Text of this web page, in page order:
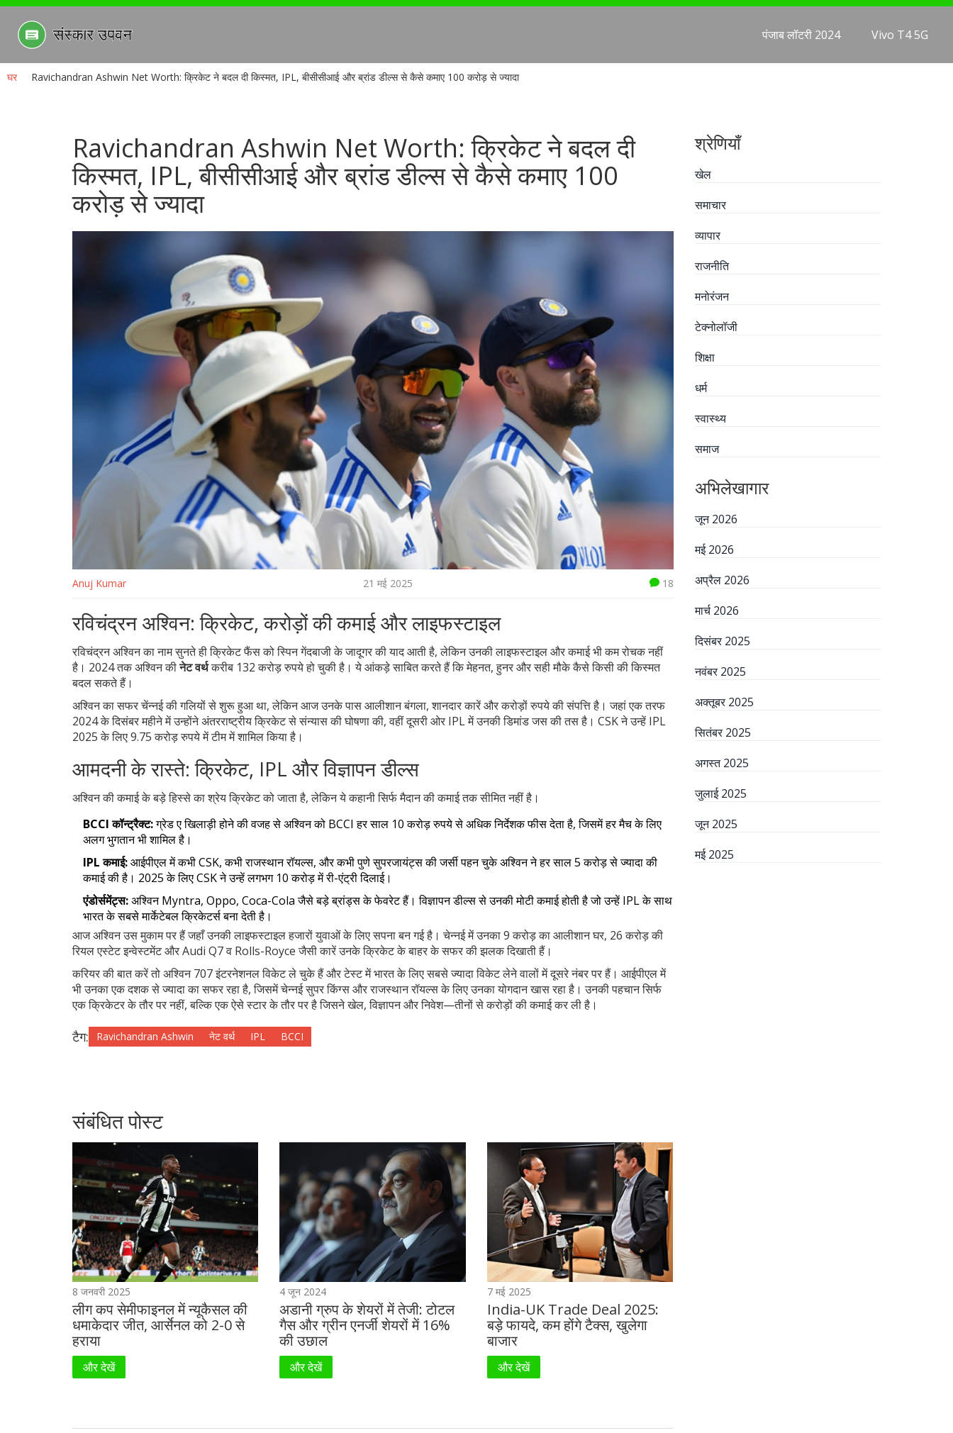
पंजाब लॉटरी 2024 Vivo T4 5G
घर Ravichandran Ashwin Net Worth: क्रिकेट ने बदल दी किस्मत, IPL, बीसीसीआई और ब्रांड डील्स से कैसे कमाए 100 करोड़ से ज्यादा
Ravichandran Ashwin Net Worth: क्रिकेट ने बदल दी
किस्मत, IPL, बीसीसीआई और ब्रांड डील्स से कैसे कमाए 100
करोड़ से ज्यादा
Anuj Kumar 21 मई 2025 18
रविचंद्रन अश्विन: क्रिकेट, करोड़ों की कमाई और लाइफस्टाइल
रविचंद्रन अश्विन का नाम सुनते ही क्रिकेट फैंस को स्पिन गेंदबाजी के जादूगर की याद आती है, लेकिन उनकी लाइफस्टाइल और कमाई भी कम रोचक नहीं
है। 2024 तक अश्विन कीनेट वर्थकरीब 132 करोड़ रुपये हो चुकी है। ये आंकड़े साबित करते हैं कि मेहनत, हुनर और सही मौके कैसे किसी की किस्मत
बदल सकते हैं।
अश्विन का सफर चेंन्नई की गलियों से शुरू हुआ था, लेकिन आज उनके पास आलीशान बंगला, शानदार कारें और करोड़ों रुपये की संपत्ति है। जहां एक तरफ
2024 के दिसंबर महीने में उन्होंने अंतरराष्ट्रीय क्रिकेट से संन्यास की घोषणा की, वहीं दूसरी ओर IPL में उनकी डिमांड जस की तस है। CSK ने उन्हें IPL
2025 के लिए 9.75 करोड़ रुपये में टीम में शामिल किया है।
आमदनी के रास्ते: क्रिकेट, IPL और विज्ञापन डील्स
अश्विन की कमाई के बड़े हिस्से का श्रेय क्रिकेट को जाता है, लेकिन ये कहानी सिर्फ मैदान की कमाई तक सीमित नहीं है।
BCCI कॉन्ट्रैक्ट:ग्रेड ए खिलाड़ी होने की वजह से अश्विन को BCCI हर साल 10 करोड़ रुपये से अधिक निर्देशक फीस देता है, जिसमें हर मैच के लिए
अलग भुगतान भी शामिल है।
IPL कमाई:आईपीएल में कभी CSK, कभी राजस्थान रॉयल्स, और कभी पुणे सुपरजायंट्स की जर्सी पहन चुके अश्विन ने हर साल 5 करोड़ से ज्यादा की
कमाई की है। 2025 के लिए CSK ने उन्हें लगभग 10 करोड़ में री-एंट्री दिलाई।
एंडोर्समेंट्स:अश्विन Myntra, Oppo, Coca-Cola जैसे बड़े ब्रांड्स के फेवरेट हैं। विज्ञापन डील्स से उनकी मोटी कमाई होती है जो उन्हें IPL के साथ
भारत के सबसे मार्केटेबल क्रिकेटर्स बना देती है।
आज अश्विन उस मुकाम पर हैं जहाँ उनकी लाइफस्टाइल हजारों युवाओं के लिए सपना बन गई है। चेन्नई में उनका 9 करोड़ का आलीशान घर, 26 करोड़ की
रियल एस्टेट इन्वेस्टमेंट और Audi Q7 व Rolls-Royce जैसी कारें उनके क्रिकेट के बाहर के सफर की झलक दिखाती हैं।
करियर की बात करें तो अश्विन 707 इंटरनेशनल विकेट ले चुके हैं और टेस्ट में भारत के लिए सबसे ज्यादा विकेट लेने वालों में दूसरे नंबर पर हैं। आईपीएल में
भी उनका एक दशक से ज्यादा का सफर रहा है, जिसमें चेन्नई सुपर किंग्स और राजस्थान रॉयल्स के लिए उनका योगदान खास रहा है। उनकी पहचान सिर्फ
एक क्रिकेटर के तौर पर नहीं, बल्कि एक ऐसे स्टार के तौर पर है जिसने खेल, विज्ञापन और निवेश—तीनों से करोड़ों की कमाई कर ली है।
टैग: Ravichandran Ashwin नेट वर्थ IPL BCCI
संबंधित पोस्ट
8 जनवरी 2025
लीग कप सेमीफाइनल में न्यूकैसल की
धमाकेदार जीत, आर्सेनल को 2-0 से
हराया
और देखें
4 जून 2024
अडानी ग्रुप के शेयरों में तेजी: टोटल
गैस और ग्रीन एनर्जी शेयरों में 16%
की उछाल
और देखें
7 मई 2025
India-UK Trade Deal 2025:
बड़े फायदे, कम होंगे टैक्स, खुलेगा
बाजार
और देखें
श्रेणियाँ
खेल
समाचार
व्यापार
राजनीति
मनोरंजन
टेक्नोलॉजी
शिक्षा
धर्म
स्वास्थ्य
समाज
अभिलेखागार
जून 2026
मई 2026
अप्रैल 2026
मार्च 2026
दिसंबर 2025
नवंबर 2025
अक्तूबर 2025
सितंबर 2025
अगस्त 2025
जुलाई 2025
जून 2025
मई 2025